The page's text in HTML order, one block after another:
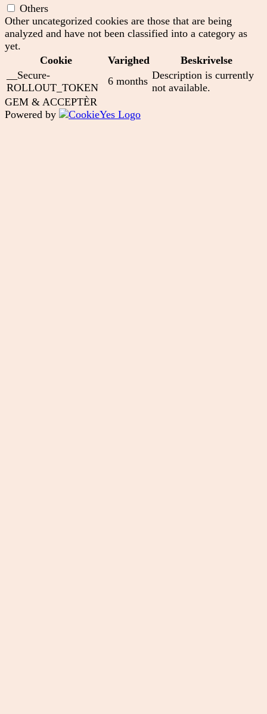
Others
Other uncategorized cookies are those that are being
analyzed and have not been classified into a category as
yet.
Cookie
Varighed
Beskrivelse
__Secure-
ROLLOUT_TOKEN
6 months Description is currently
not available.
GEM & ACCEPTÈR
Powered by